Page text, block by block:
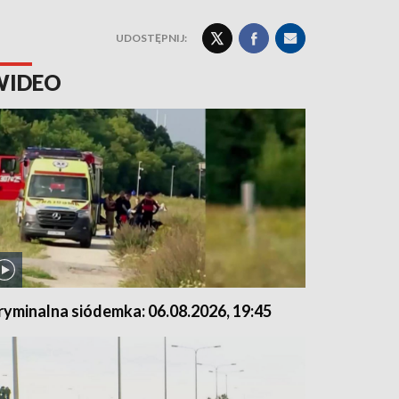
UDOSTĘPNIJ:
siódemka: 06.08.2026, 19:45